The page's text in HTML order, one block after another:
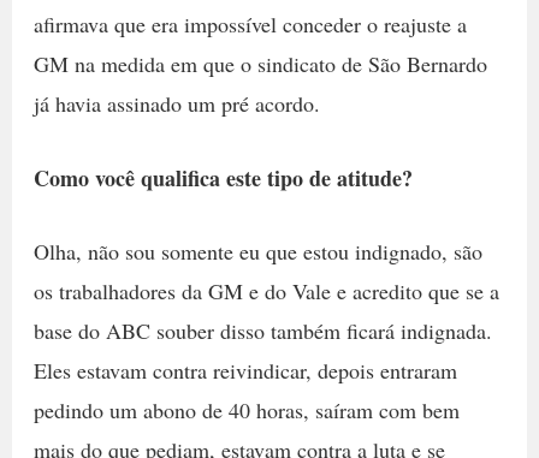
afirmava que era impossível conceder o reajuste a
GM na medida em que o sindicato de São Bernardo
já havia assinado um pré acordo.
Como você qualifica este tipo de atitude?
Olha, não sou somente eu que estou indignado, são
os trabalhadores da GM e do Vale e acredito que se a
base do ABC souber disso também ficará indignada.
Eles estavam contra reivindicar, depois entraram
pedindo um abono de 40 horas, saíram com bem
mais do que pediam, estavam contra a luta e se